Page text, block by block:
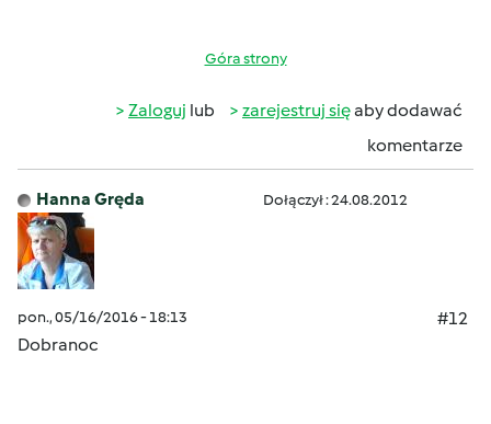
Góra strony
Zaloguj lub zarejestruj sięaby dodawać
komentarze
Hanna Gręda Dołączył : 24.08.2012
pon., 05/16/2016 - 18:13
#12
Dobranoc